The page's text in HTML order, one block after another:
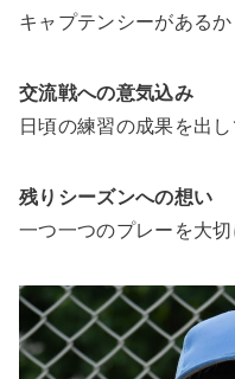
キャプテンシーがあるか
交流戦への意気込み
日頃の練習の成果を出し
残りシーズンへの想い
一つ一つのプレーを大